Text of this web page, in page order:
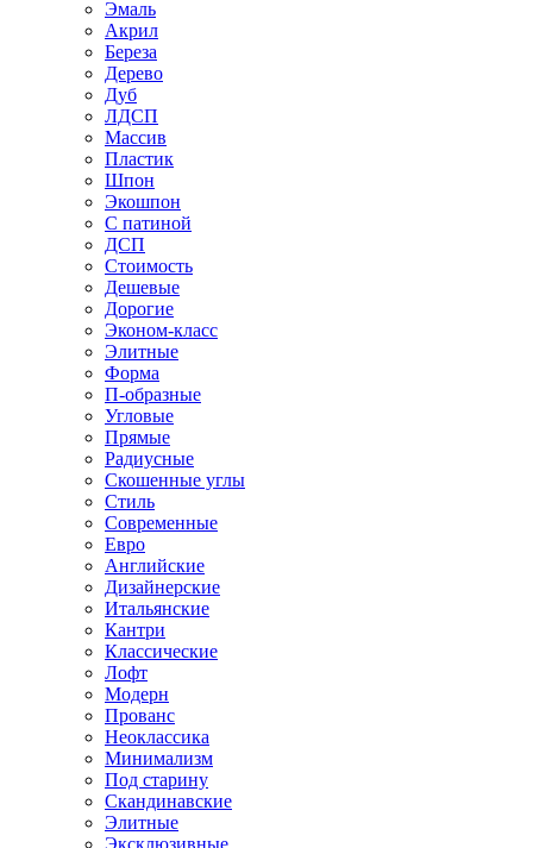
Эмаль
Акрил
Береза
Дерево
Дуб
ЛДСП
Массив
Пластик
Шпон
Экошпон
С патиной
ДСП
Стоимость
Дешевые
Дорогие
Эконом-класс
Элитные
Форма
П-образные
Угловые
Прямые
Радиусные
Скошенные углы
Стиль
Современные
Евро
Английские
Дизайнерские
Итальянские
Кантри
Классические
Лофт
Модерн
Прованс
Неоклассика
Минимализм
Под старину
Скандинавские
Элитные
Эксклюзивные